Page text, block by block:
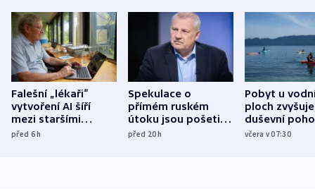
Falešní „lékaři“
vytvoření AI šíří
mezi staršími
Poláky nebezpečné
před 6h
Spekulace o
přímém ruském
útoku jsou pošetilé,
míní estonský
před 20h
Pobyt u
ploch zvyšuje
duševní
ukázala
včera v 07:30